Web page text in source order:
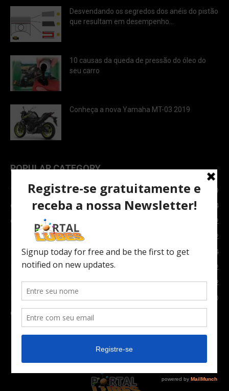
Desvendando os segredos dos anéis do pistão
que resultam em desempenho...
10 causas da queda de pressão do óleo do
seu carro
Conheça a nova Yamaha MT-03 2019
POPULAR CATEGORY
TOPNEWS
7089
Carro e Moto
3764
Carro
2082
Notícias
1852
Indústria
1024
Moto
972
Economia
672
Newsletter
630
Carros Verdes e Novas tecnologias automotivas